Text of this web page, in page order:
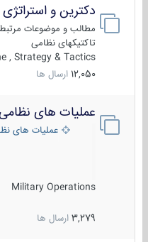
دکترین و استراتژی
مطالب و موضوعات مرتبط
تاکتیکهای نظامی
, Strategy & Tactics
12,050 ارسال ها
عملیات های نظامی
عملیات های
Military Operations
3,279 ارسال ها